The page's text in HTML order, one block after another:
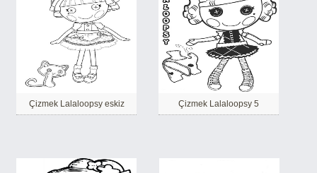
Çizmek Lalaloopsy eskiz Çizmek Lalaloopsy 5